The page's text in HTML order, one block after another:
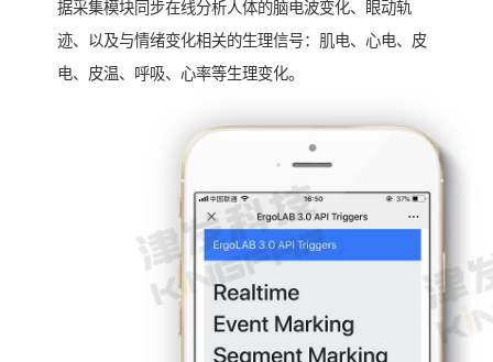
据采集模块同步在线分析人体的脑电波变化、眼动轨
迹、以及与情绪变化相关的生理信号：肌电、心电、皮
电、皮温、呼吸、心率等生理变化。